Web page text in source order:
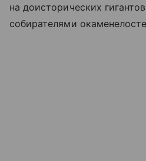
на доисторических
собирателями